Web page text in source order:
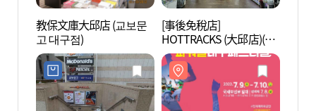
教保文庫大邱店 (교보문
고 대구점)
[事後免稅店]
HOTTRACKS (大邱店)(핫
트랙스 대구점)